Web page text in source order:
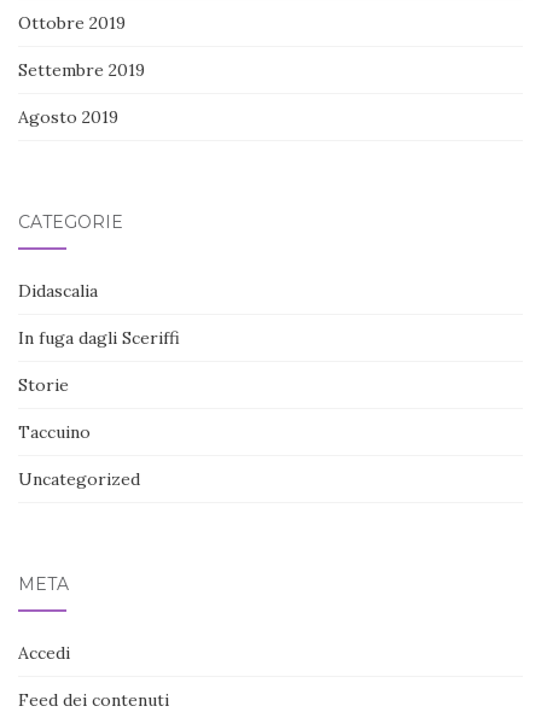
Ottobre 2019
Settembre 2019
Agosto 2019
CATEGORIE
Didascalia
In fuga dagli Sceriffi
Storie
Taccuino
Uncategorized
META
Accedi
Feed dei contenuti